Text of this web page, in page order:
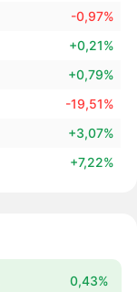
-0,97%
+0,21%
+0,79%
-19,51%
+3,07%
+7,22%
0,43%